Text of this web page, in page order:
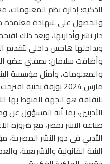
الذكية؛ إدارة نظم
والحصول على شهادة معتمدة
دار نشر وأدارتها، وبعد ذلك
وبداخلها هاجس داخلي لتقديم
وأضافت سليمان: بصفتي عضو
والمعلومات، وأمثل مؤسسة
مارس 2024 بورقة
للثقافة هو الجهة المنوط بها
الأدبيين، بما أنه المسؤول عن
صناعة النشر بمصر، مع ضرورة
الأدبي في دور النشر
البنية القانونية والتشريعية،